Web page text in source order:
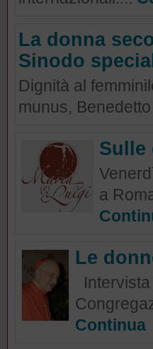
La donna
Sinodo
Dignità al
munus,
Sulle
a
Le
Continua